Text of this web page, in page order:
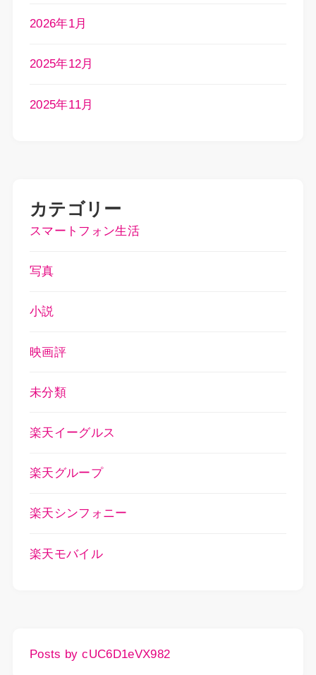
2026年1月
2025年12月
2025年11月
カテゴリー
スマートフォン生活
写真
小説
映画評
未分類
楽天イーグルス
楽天グループ
楽天シンフォニー
楽天モバイル
Posts by cUC6D1eVX982